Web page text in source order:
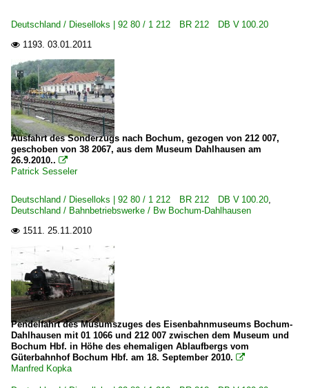
Deutschland / Dieselloks | 92 80 / 1 212 BR 212 DB V 100.20
 1193. 03.01.2011
Ausfahrt des Sonderzugs nach Bochum, gezogen von 212 007,
geschoben von 38 2067, aus dem Museum Dahlhausen am
26.9.2010.. 
Patrick Sesseler
Deutschland / Dieselloks | 92 80 / 1 212 BR 212 DB V 100.20,
Deutschland / Bahnbetriebswerke / Bw Bochum-Dahlhausen
 1511. 25.11.2010
Pendelfahrt des Musumszuges des Eisenbahnmuseums Bochum-
Dahlhausen mit 01 1066 und 212 007 zwischen dem Museum und
Bochum Hbf. in Höhe des ehemaligen Ablaufbergs vom
Güterbahnhof Bochum Hbf. am 18. September 2010. 
Manfred Kopka